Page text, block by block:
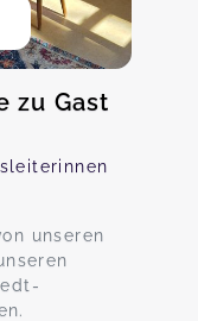
zu Gast
unseren